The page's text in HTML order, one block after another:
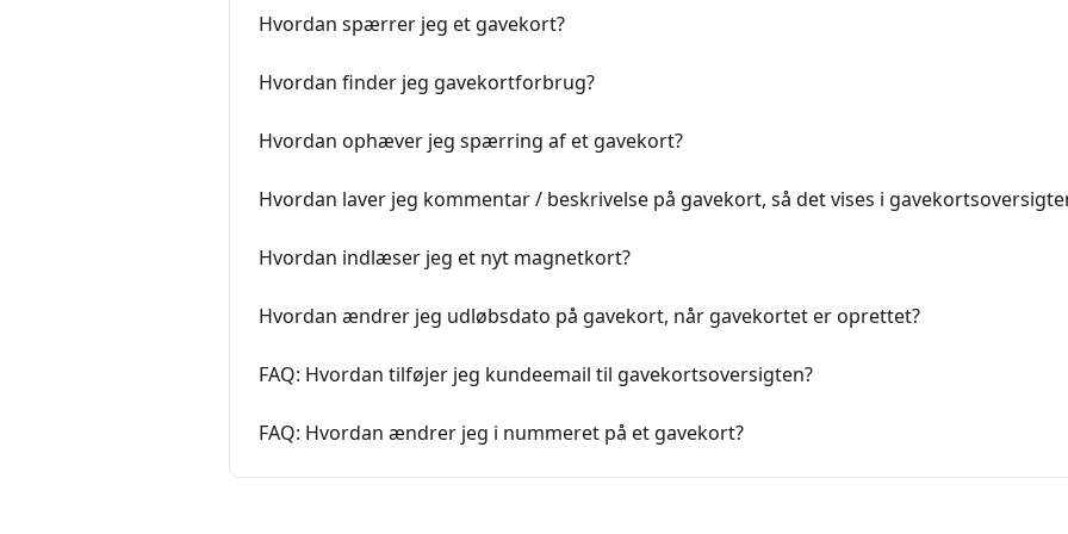
Hvordan spærrer jeg et gavekort?
Hvordan finder jeg gavekortforbrug?
Hvordan ophæver jeg spærring af et gavekort?
Hvordan laver jeg kommentar / beskrivelse på gavekort, så det vises i
Hvordan indlæser jeg et nyt magnetkort?
Hvordan ændrer jeg udløbsdato på gavekort, når gavekortet er oprettet?
FAQ: Hvordan tilføjer jeg kundeemail til gavekortsoversigten?
FAQ: Hvordan ændrer jeg i nummeret på et gavekort?